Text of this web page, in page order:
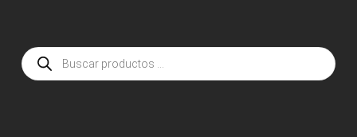
contenido
Búsqueda
de
productos